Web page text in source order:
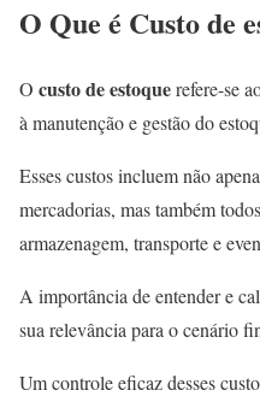
O Que é Custo de
O custo de estoquerefere-se
à manutenção e gestão do
Esses custos incluem não
mercadorias, mas também
armazenagem, transporte e
A importância de entender e
sua relevância para o cenário
Um controle eficaz desses